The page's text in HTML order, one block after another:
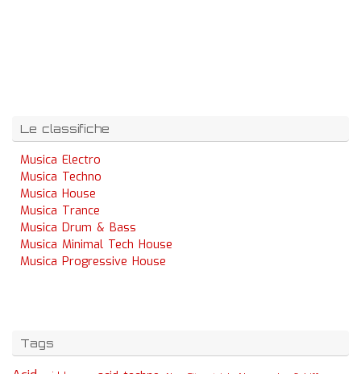
Le classifiche
Musica Electro
Musica Techno
Musica House
Musica Trance
Musica Drum & Bass
Musica Minimal Tech House
Musica Progressive House
Tags